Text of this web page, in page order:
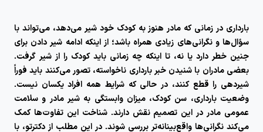
بارداری در زمانی که مادر هنوز به کودک خود شیر می‌دهد، می‌تواند با
سؤال‌ها و نگرانی‌های زیادی همراه باشد؛ از اینکه ادامه شیر دادن برای
جنین خطر دارد یا نه، تا اینکه چه زمانی باید کودک را از شیر گرفت.
بعضی مادران با شنیدن خبر بارداری ناخواسته، تصور می‌کنند باید فوراً
شیردهی را قطع کنند، در حالی که شرایط همه افراد یکسان نیست.
وضعیت بارداری، سن کودک، میزان وابستگی به شیر مادر و سلامت
عمومی مادر در این تصمیم نقش دارند. شناخت این تفاوت‌ها کمک
می‌کند نگرانی‌ها واقع‌بینانه‌تر بررسی شوند. در این مطلب از دکترتو، با